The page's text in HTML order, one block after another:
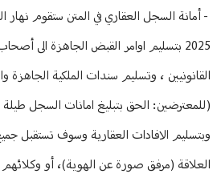
2025 بتسليم اوامر القبض الجاهزة الى
القانونيين ، وتسليم سندات الملكية
(للمعترضين: الحق بتبليغ امانات السجل
وبتسليم الافادات العقارية وسوف تستقبل
العلاقة (مرفق صورة عن الهوية)، أو